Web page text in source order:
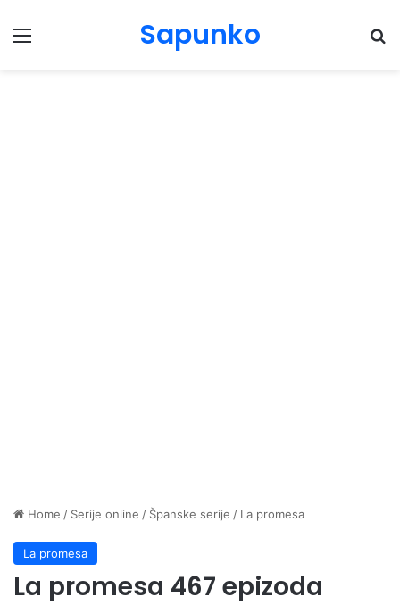
Menu Sapunko
Home / Serije online / Španske serije / La promesa
La promesa
La promesa 467 epizoda